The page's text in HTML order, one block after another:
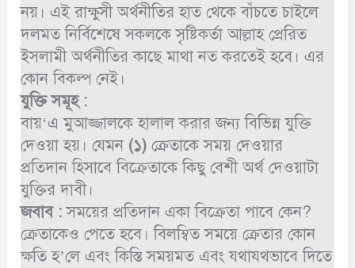
নয়। এই রাক্ষুসী অর্থনীতির হাত থেকে বাঁচতে চাইলে
দলমত নির্বিশেষে সকলকে সৃষ্টিকর্তা আল্লাহ প্রেরিত
ইসলামী অর্থনীতির কাছে মাথা নত করতেই হবে। এর
কোন বিকল্প নেই।
যুক্তি সমূহ :
বায়‘এ মুআজ্জালকে হালাল করার জন্য বিভিন্ন যুক্তি
দেওয়া হয়। যেমন (১) ক্রেতাকে সময় দেওয়ার
প্রতিদান হিসাবে বিক্রেতাকে কিছু বেশী অর্থ দেওয়াটা
যুক্তির দাবী।
জবাব : সময়ের প্রতিদান একা বিক্রেতা পাবে কেন?
ক্রেতাকেও পেতে হবে। বিলম্বিত সময়ে ক্রেতার কোন
ক্ষতি হ’লে এবং কিস্তি সময়মত এবং যথাযথভাবে দিতে